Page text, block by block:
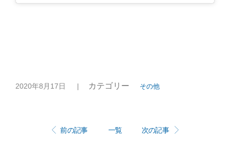
2020年8月17日 | カテゴリー その他
前の記事 一覧 次の記事